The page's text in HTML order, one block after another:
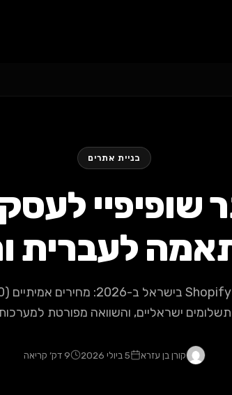
בניית אתרים
לעברית
ישראליים, והשוואה מפורטת
קורן בן עזרא 5 ביולי 2026 9 דק׳ קריאה